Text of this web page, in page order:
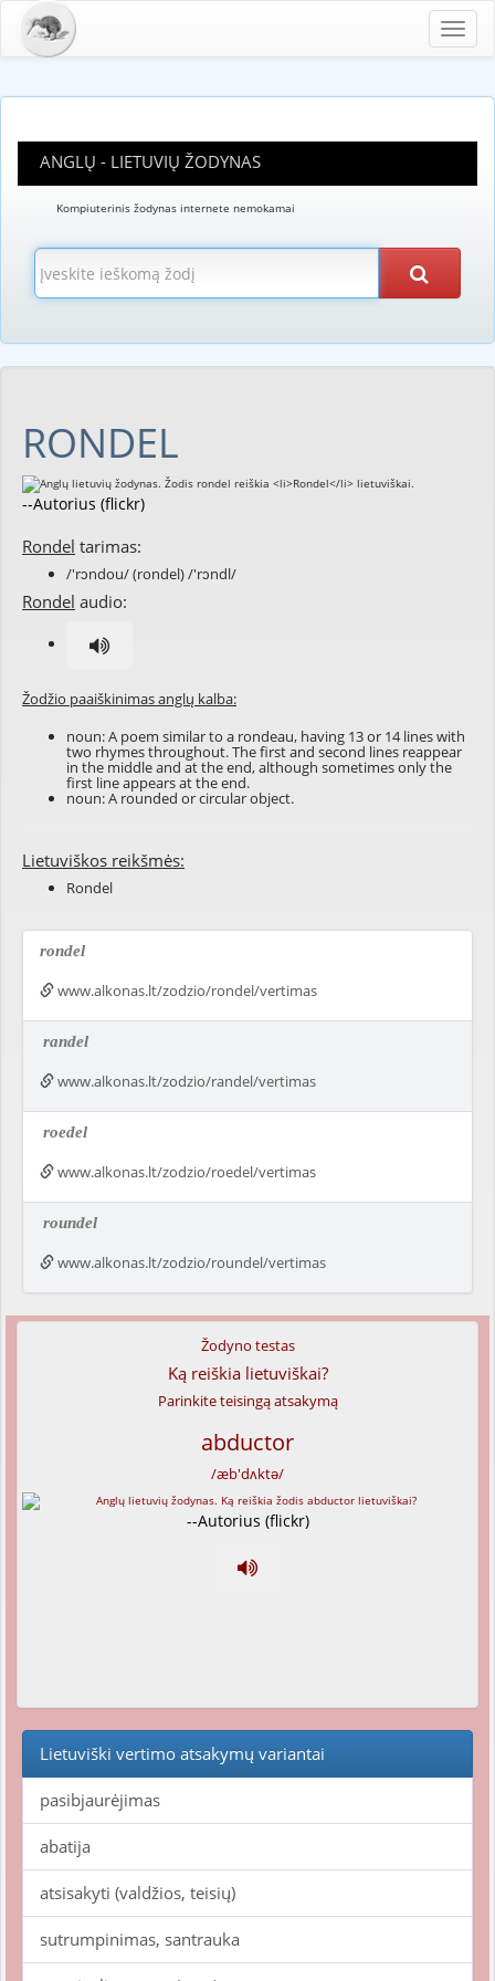
ANGLŲ - LIETUVIŲ ŽODYNAS
Kompiuterinis žodynas internete nemokamai
RONDEL
--Autorius (flickr)
Rondel tarimas:
/'rɔndou/ (rondel) /'rɔndl/
Rondel audio:
Žodžio paaiškinimas anglų kalba:
noun: A poem similar to a rondeau, having 13 or 14 lines with
two rhymes throughout. The first and second lines reappear
in the middle and at the end, although sometimes only the
first line appears at the end.
noun: A rounded or circular object.
Lietuviškos reikšmės:
Rondel
rondel
www.alkonas.lt/zodzio/rondel/vertimas
randel
www.alkonas.lt/zodzio/randel/vertimas
roedel
www.alkonas.lt/zodzio/roedel/vertimas
roundel
www.alkonas.lt/zodzio/roundel/vertimas
Žodyno testas
Ką reiškia lietuviškai?
Parinkite teisingą atsakymą
abductor
/æb'dʌktə/
--Autorius (flickr)
Lietuviški vertimo atsakymų variantai
pasibjaurėjimas
abatija
atsisakyti (valdžios, teisių)
sutrumpinimas, santrauka